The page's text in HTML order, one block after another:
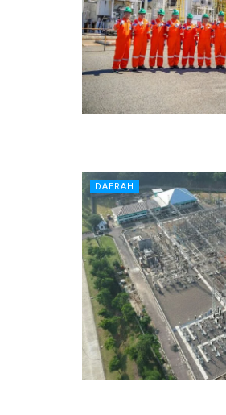
DAERAH